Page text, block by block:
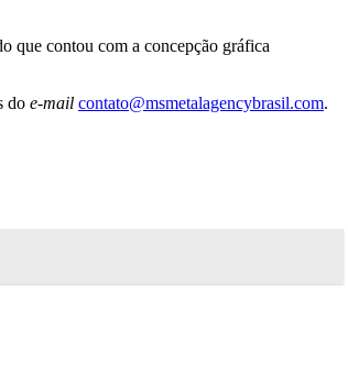
que contou com a concepção gráfica
do e-mail contato@msmetalagencybrasil.com.